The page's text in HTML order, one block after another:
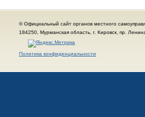
© Официальный сайт органов местного
184250, Мурманская область, г. Кировск, пр.
Политика конфиденциальности